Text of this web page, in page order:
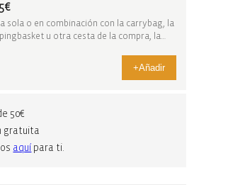
sola o en combinación con la carrybag, la
u otra cesta de la compra, la
+Añadir
50€
gratuita
aquí para ti.